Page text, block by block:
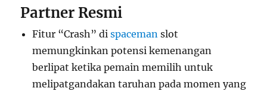
Partner Resmi
Fitur “Crash” dispaceman slot
memungkinkan potensi kemenangan
berlipat ketika pemain memilih untuk
melipatgandakan taruhan pada momen yang